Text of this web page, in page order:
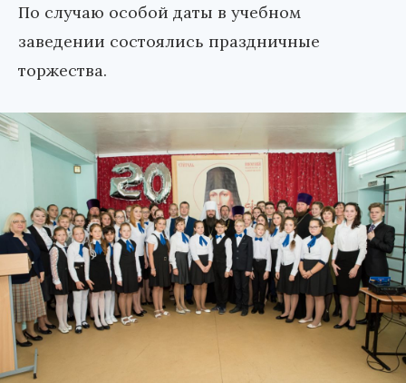
По случаю особой даты в учебном
заведении состоялись праздничные
торжества.